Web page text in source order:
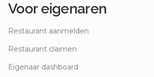
Voor eigenaren
Restaurant aanmelden
Restaurant claimen
Eigenaar dashboard